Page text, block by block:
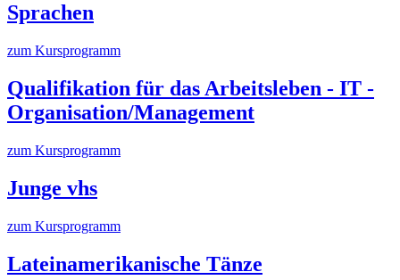
Sprachen
zum Kursprogramm
Qualifikation für das Arbeitsleben - IT -
Organisation/Management
zum Kursprogramm
Junge vhs
zum Kursprogramm
Lateinamerikanische Tänze